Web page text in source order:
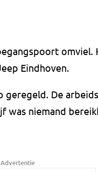
omviel.
Eindhoven.
geregeld. De
was niemand
Advertentie